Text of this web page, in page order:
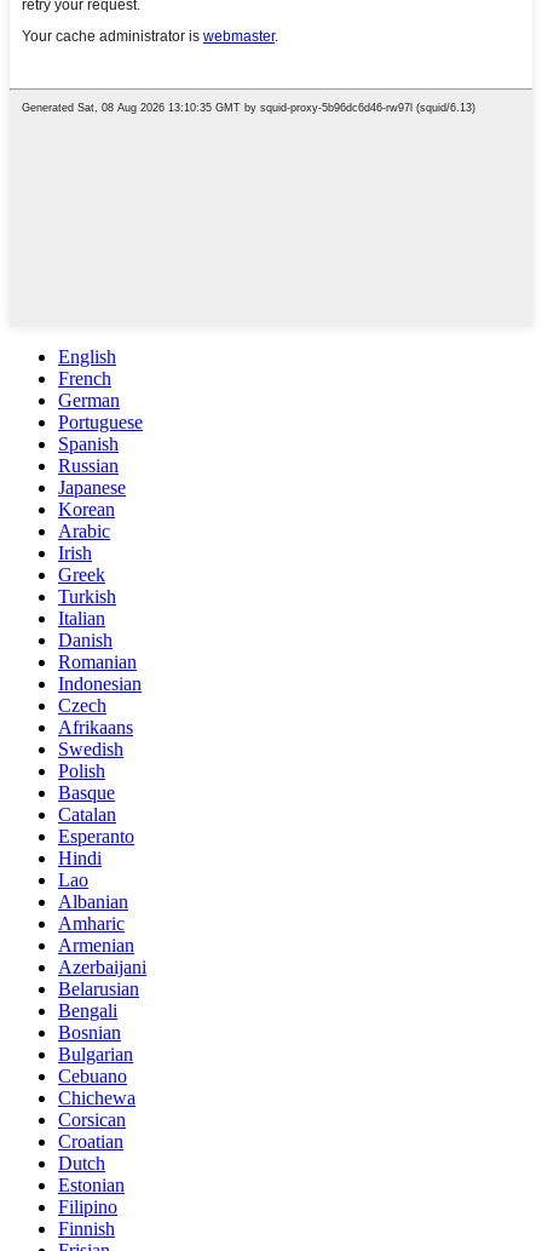
English
French
German
Portuguese
Spanish
Russian
Japanese
Korean
Arabic
Irish
Greek
Turkish
Italian
Danish
Romanian
Indonesian
Czech
Afrikaans
Swedish
Polish
Basque
Catalan
Esperanto
Hindi
Lao
Albanian
Amharic
Armenian
Azerbaijani
Belarusian
Bengali
Bosnian
Bulgarian
Cebuano
Chichewa
Corsican
Croatian
Dutch
Estonian
Filipino
Finnish